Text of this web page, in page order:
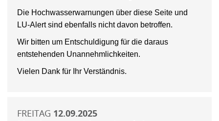
Die Hochwasserwarnungen über diese Seite und
LU-Alert sind ebenfalls nicht davon betroffen.
Wir bitten um Entschuldigung für die daraus
entstehenden Unannehmlichkeiten.
Vielen Dank für Ihr Verständnis.
FREITAG 12.09.2025